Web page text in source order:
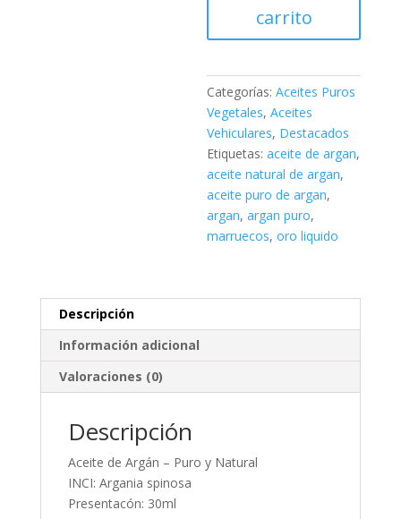
cantidad
carrito
Categorías:Aceites Puros
Vegetales,Aceites
Vehiculares, Destacados
Etiquetas:aceite de argan,
aceite natural de argan,
aceite puro de argan,
argan,argan puro,
marruecos,oro liquido
Descripción
Información adicional
Valoraciones (0)
Descripción
Aceite de Argán – Puro y Natural
INCI: Argania spinosa
Presentacón: 30ml